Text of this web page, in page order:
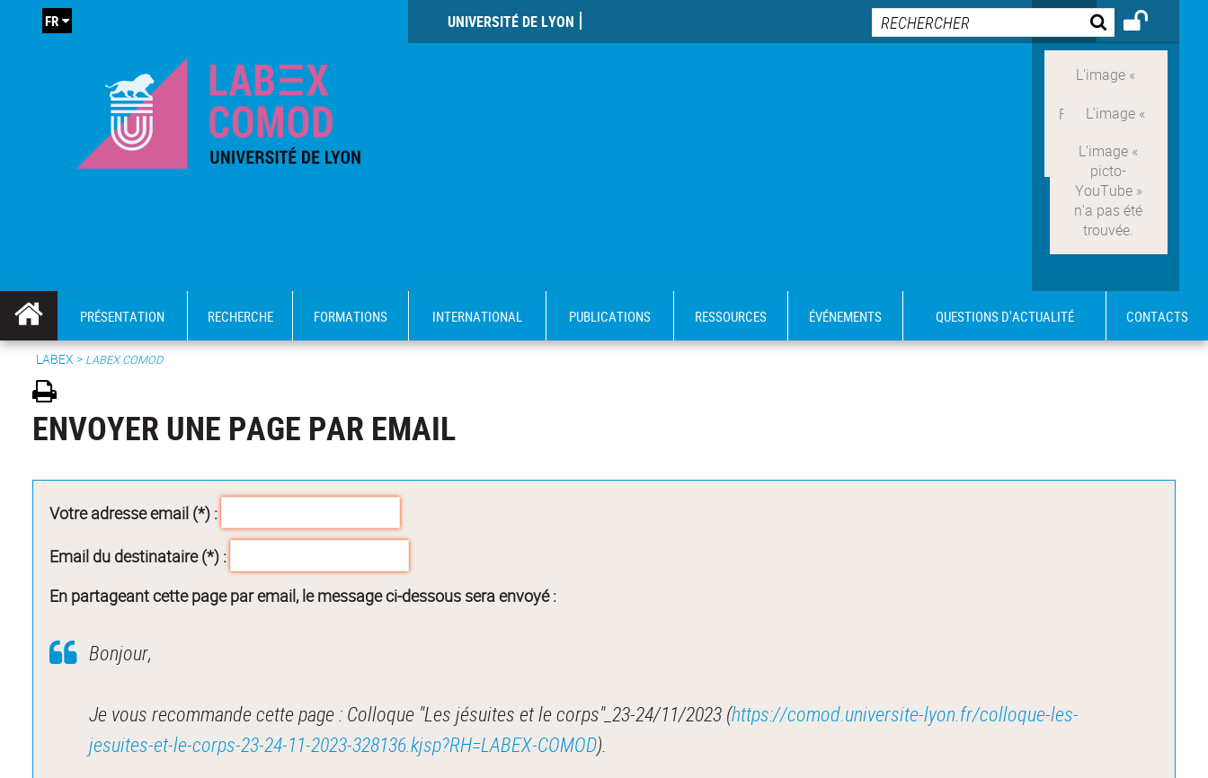
UNIVERSITÉ DE LYON
FR
PRÉSENTATION RECHERCHE FORMATIONS INTERNATIONAL PUBLICATIONS RESSOURCES ÉVÉNEMENTS QUESTIONS D'ACTUALITÉ CONTACTS
LABEX > LABEX COMOD
ENVOYER UNE PAGE PAR EMAIL
Votre adresse email (*) :
Email du destinataire (*) :
En partageant cette page par email, le message ci-dessous sera envoyé :
Bonjour,
Je vous recommande cette page : Colloque "Les jésuites et le corps"_23-24/11/2023 (https://comod.universite-lyon.fr/colloque-les-
jesuites-et-le-corps-23-24-11-2023-328136.kjsp?RH=LABEX-COMOD).